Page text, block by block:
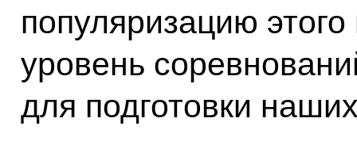
популяризацию
уровень
для подготовки